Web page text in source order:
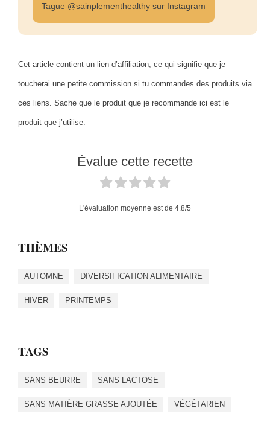
Tague @sainplementhealthy sur Instagram
Cet article contient un lien d’affiliation, ce qui signifie que je
toucherai une petite commission si tu commandes des produits via
ces liens. Sache que le produit que je recommande ici est le
produit que j’utilise.
Évalue cette recette
L'évaluation moyenne est de 4.8/5
THÈMES
AUTOMNE DIVERSIFICATION ALIMENTAIRE
HIVER PRINTEMPS
TAGS
SANS BEURRE SANS LACTOSE
SANS MATIÈRE GRASSE AJOUTÉE VÉGÉTARIEN